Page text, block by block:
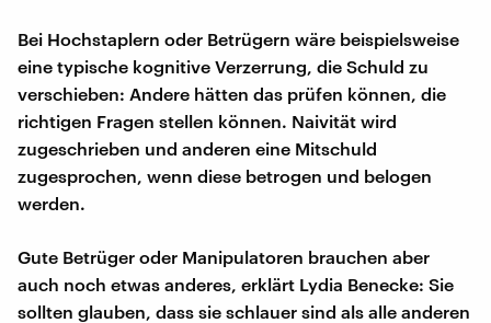
Bei Hochstaplern oder Betrügern wäre beispielsweise
eine typische kognitive Verzerrung, die Schuld zu
verschieben: Andere hätten das prüfen können, die
richtigen Fragen stellen können. Naivität wird
zugeschrieben und anderen eine Mitschuld
zugesprochen, wenn diese betrogen und belogen
werden.
Gute Betrüger oder Manipulatoren brauchen aber
auch noch etwas anderes, erklärt Lydia Benecke: Sie
sollten glauben, dass sie schlauer sind als alle anderen